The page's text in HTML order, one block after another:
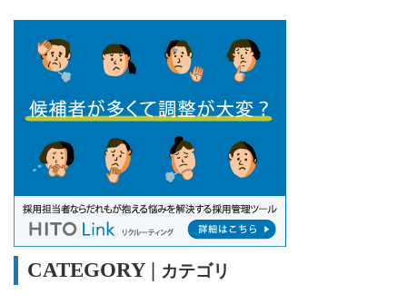
カテゴリ